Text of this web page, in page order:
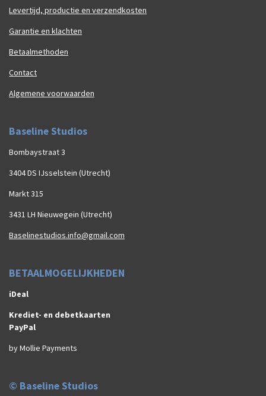
Levertijd, productie en verzendkosten
Garantie en klachten
Betaalmethoden
Contact
Algemene voorwaarden
Baseline Studios
Bombaystraat 3
3404 DS IJsselstein (Utrecht)
Markt 315
3431 LH Nieuwegein (Utrecht)
Baselinestudios.info@gmail.com
BETAALMOGELIJKHEDEN
iDeal
Krediet- en debetkaarten
PayPal
by Mollie Payments
© Baseline Studios